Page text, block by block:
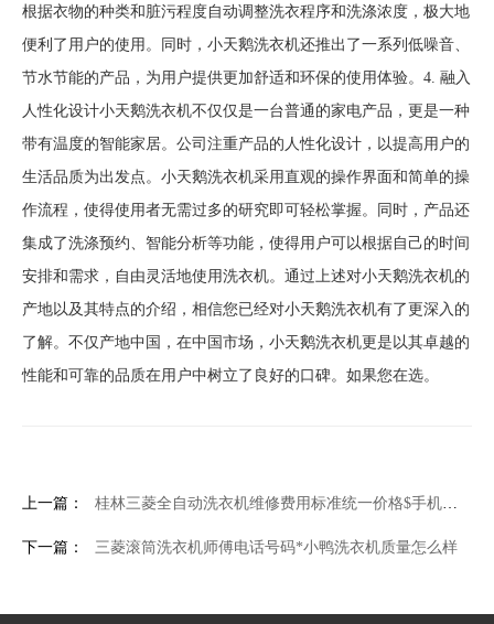
根据衣物的种类和脏污程度自动调整洗衣程序和洗涤浓度，极大地
便利了用户的使用。同时，小天鹅洗衣机还推出了一系列低噪音、
节水节能的产品，为用户提供更加舒适和环保的使用体验。4. 融入
人性化设计小天鹅洗衣机不仅仅是一台普通的家电产品，更是一种
带有温度的智能家居。公司注重产品的人性化设计，以提高用户的
生活品质为出发点。小天鹅洗衣机采用直观的操作界面和简单的操
作流程，使得使用者无需过多的研究即可轻松掌握。同时，产品还
集成了洗涤预约、智能分析等功能，使得用户可以根据自己的时间
安排和需求，自由灵活地使用洗衣机。通过上述对小天鹅洗衣机的
产地以及其特点的介绍，相信您已经对小天鹅洗衣机有了更深入的
了解。不仅产地中国，在中国市场，小天鹅洗衣机更是以其卓越的
性能和可靠的品质在用户中树立了良好的口碑。如果您在选。
上一篇： 桂林三菱全自动洗衣机维修费用标准统一价格$手机洗衣机(手机洗衣机洗了还能修吗)
下一篇： 三菱滚筒洗衣机师傅电话号码*小鸭洗衣机质量怎么样